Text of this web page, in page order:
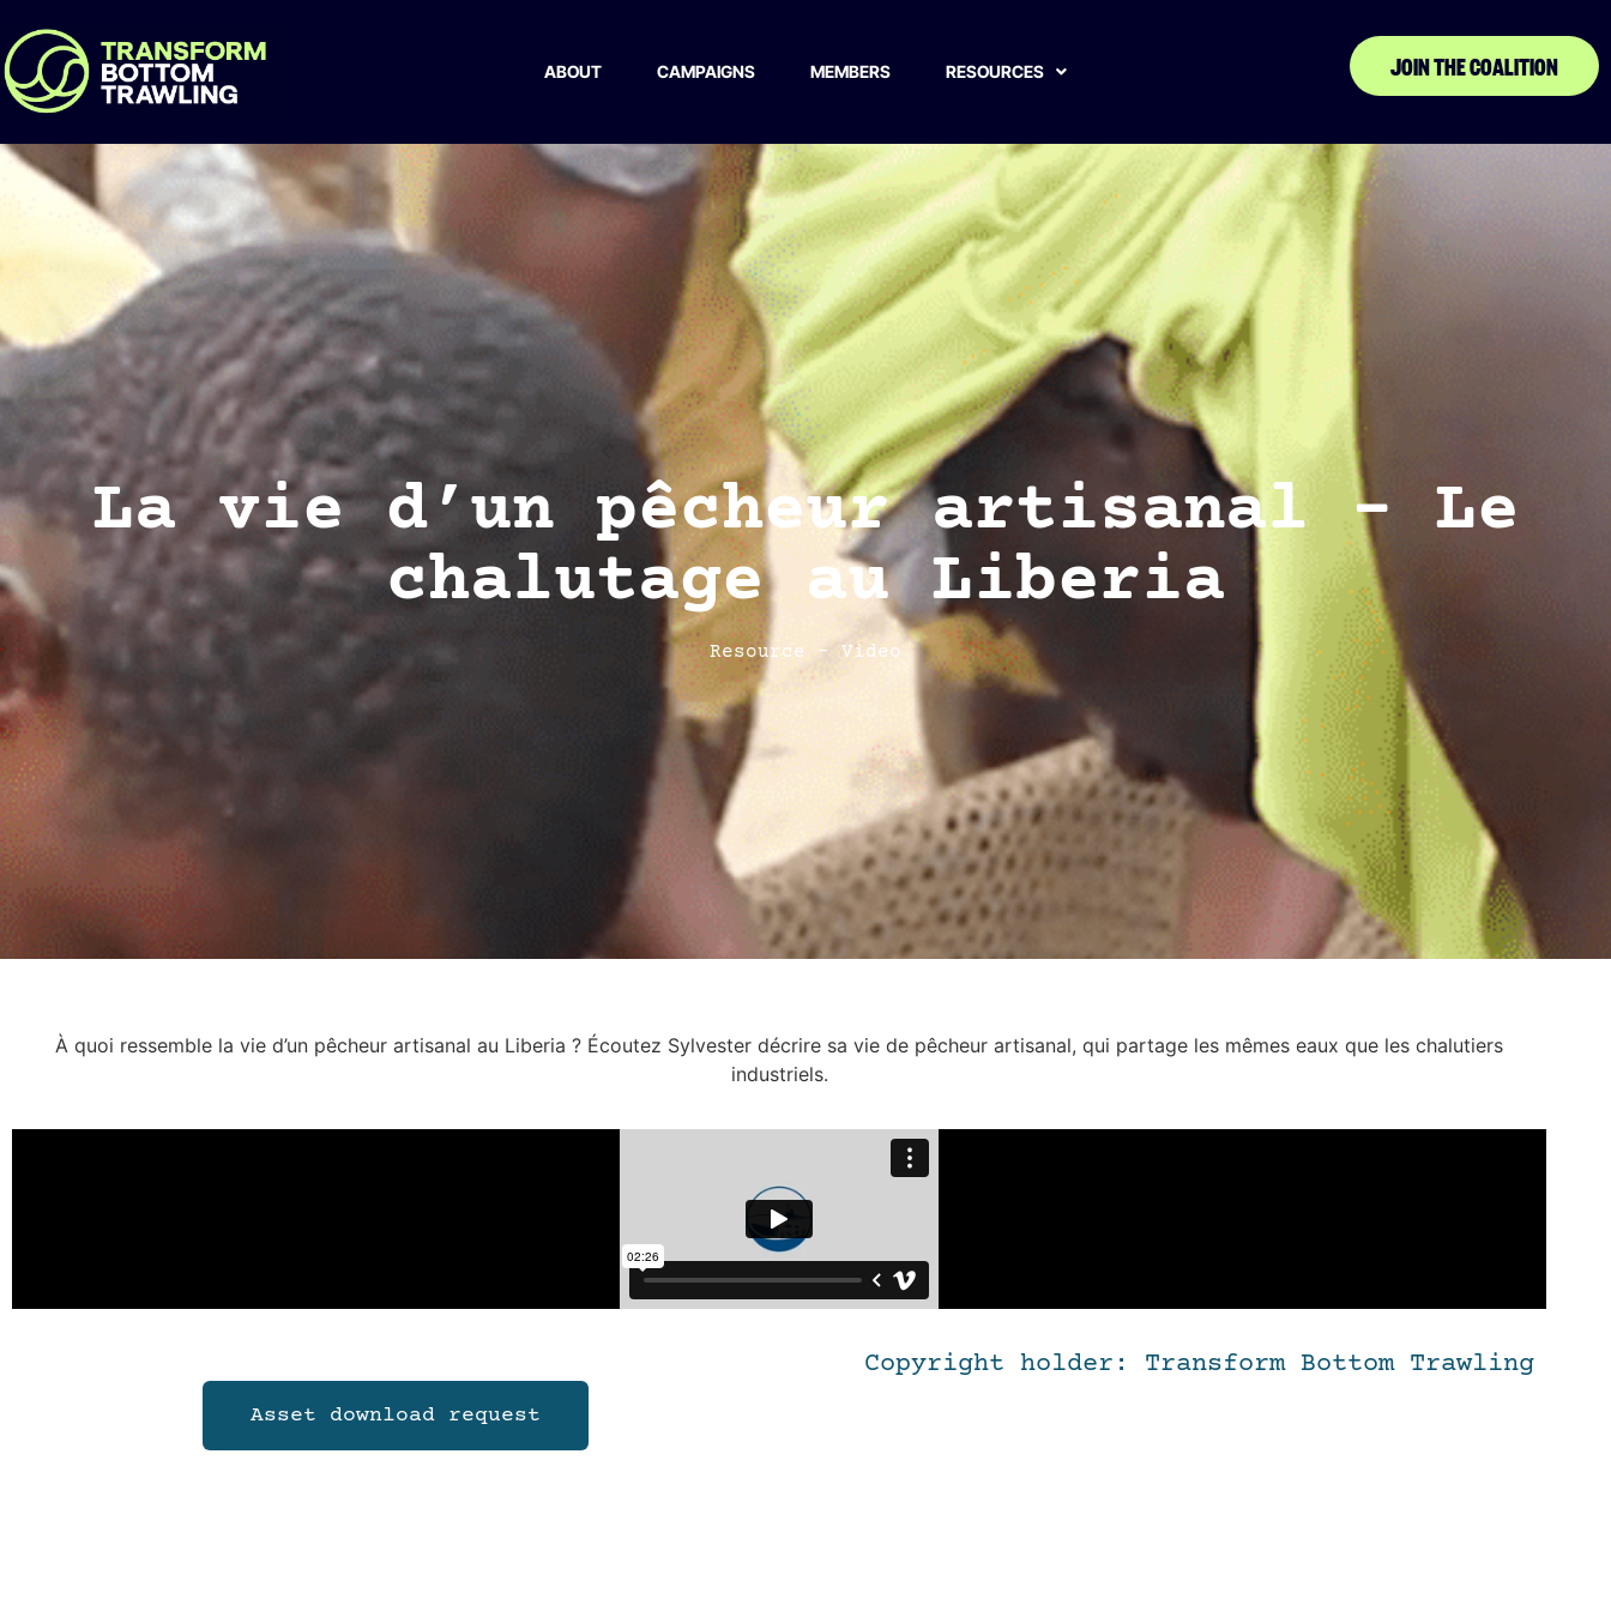
ABOUT CAMPAIGNS MEMBERS RESOURCES JOIN THE COALITION
La vie d’un pêcheur artisanal – Le
chalutage au Liberia
Resource - Video
À quoi ressemble la vie d’un pêcheur artisanal au Liberia ? Écoutez Sylvester décrire sa vie de pêcheur artisanal, qui partage les mêmes eaux que les chalutiers
industriels.
Asset download request
Copyright holder: Transform Bottom Trawling